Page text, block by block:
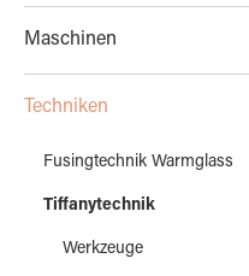
Maschinen
Techniken
Fusingtechnik Warmglass
Tiffanytechnik
Werkzeuge